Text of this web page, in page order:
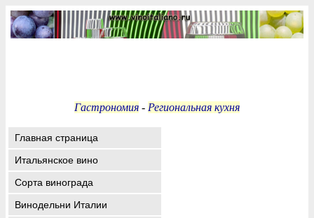
Гастрономия - Региональная кухня
Главная страница
Итальянское вино
Сорта винограда
Винодельни Италии